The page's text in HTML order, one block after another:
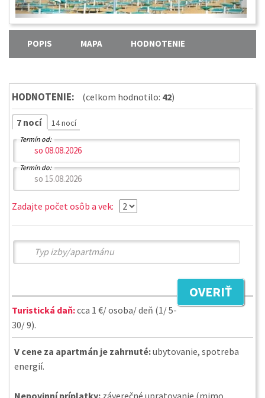
POPIS MAPA HODNOTENIE
HODNOTENIE: (celkom hodnotilo: 42)
7 nocí 14 nocí
Termín od:
Termín do:
Zadajte počet osôb a vek:
OVERIŤ
Turistická daň:cca 1 €/ osoba/ deň (1/ 5-
30/ 9).
V cene za apartmán je zahrnuté:ubytovanie, spotreba
energií.
Nepovinní príplatky: záverečné upratovanie (mimo